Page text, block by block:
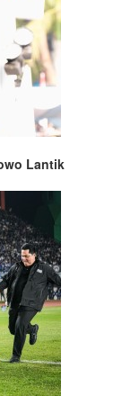
Lantik